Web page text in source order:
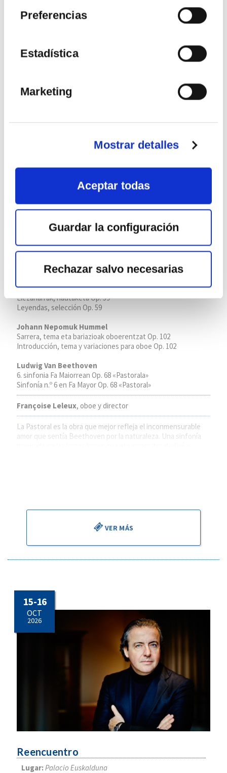
Preferencias
Estadística
Marketing
Mostrar detalles
Aceptar todas
Guardar la configuración
Rechazar salvo necesarias
Lugar:Palacio Euskalduna
Antonin Dvorak
Elezaharrak, hautaketa Op. 59
Leyendas, selección Op. 59
Johann Nepomuk Hummel
Sarrera, tema eta bariazioak oboerentzat Op. 102
Introducción, tema y variaciones para oboe Op. 102
Ludwig Van Beethoven
6. sinfonia Fa Maiorrean Op. 68 «Pastorala»
Sinfonía n.º 6 en Fa Mayor Op. 68 «Pastoral»
Françoise Leleux, oboe y director
La Pastoral es la obra que mejor refleja el inconmensurable
amor que sentía Beethoven por la naturaleza. Una sinfonía
VER MÁS
15 - 16
OCT
2026
Reencuentro
Lugar:Palacio Euskalduna